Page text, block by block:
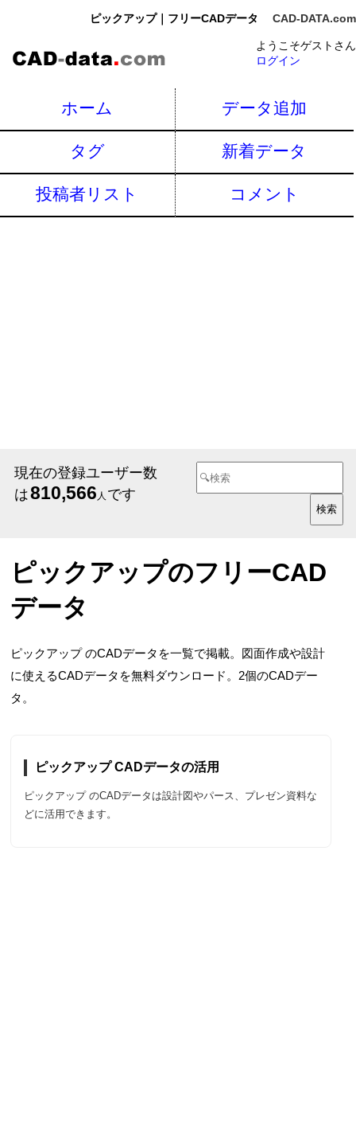
ピックアップ｜フリーCADデータ CAD-DATA.com
ようこそゲストさん
ログイン
ホーム データ追加
タグ 新着データ
投稿者リスト コメント
現在の登録ユーザー数
は810,566 人 です
ピックアップのフリーCAD
データ
ピックアップ のCADデータを一覧で掲載。図面作成や設計
に使えるCADデータを無料ダウンロード。2個のCADデー
タ。
ピックアップ CADデータの活用
ピックアップ のCADデータは設計図やパース、プレゼン資料な
どに活用できます。